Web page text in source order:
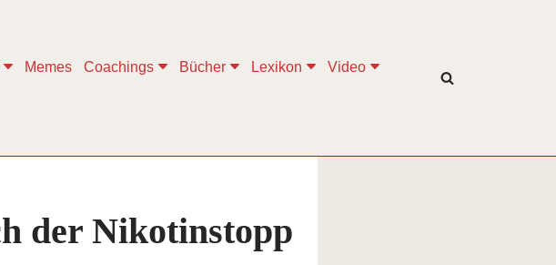
Memes Coachings Bücher Lexikon
Video
der Nikotinstopp